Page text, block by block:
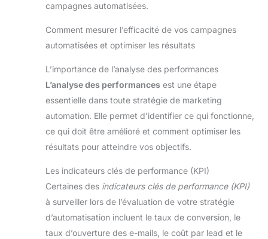
campagnes automatisées.
Comment mesurer l’efficacité de vos campagnes
automatisées et optimiser les résultats
L’importance de l’analyse des performances
L’analyse des performances est une étape
essentielle dans toute stratégie de marketing
automation. Elle permet d’identifier ce qui fonctionne,
ce qui doit être amélioré et comment optimiser les
résultats pour atteindre vos objectifs.
Les indicateurs clés de performance (KPI)
Certaines des indicateurs clés de performance (KPI)
à surveiller lors de l’évaluation de votre stratégie
d’automatisation incluent le taux de conversion, le
taux d’ouverture des e-mails, le coût par lead et le